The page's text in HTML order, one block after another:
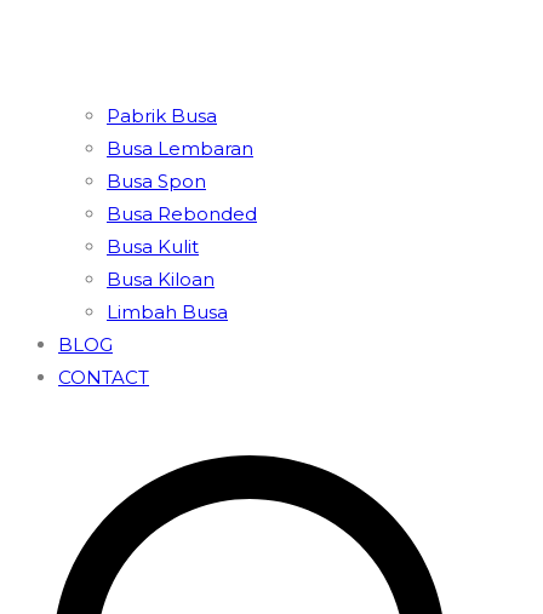
Pabrik Busa
Busa Lembaran
Busa Spon
Busa Rebonded
Busa Kulit
Busa Kiloan
Limbah Busa
BLOG
CONTACT